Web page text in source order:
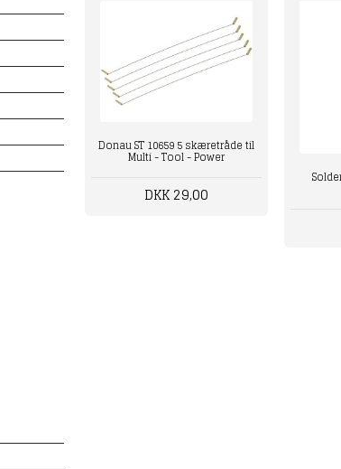
Donau ST 10659 5 skæretråde til
Multi - Tool - Power
DKK 29,00